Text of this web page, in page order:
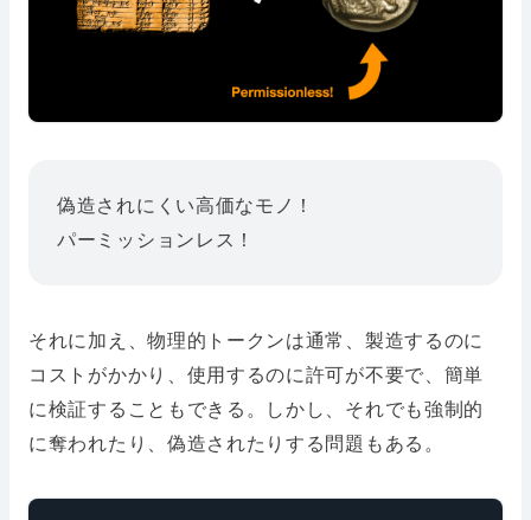
偽造されにくい高価なモノ！
パーミッションレス！
それに加え、物理的トークンは通常、製造するのに
コストがかかり、使用するのに許可が不要で、簡単
に検証することもできる。しかし、それでも強制的
に奪われたり、偽造されたりする問題もある。